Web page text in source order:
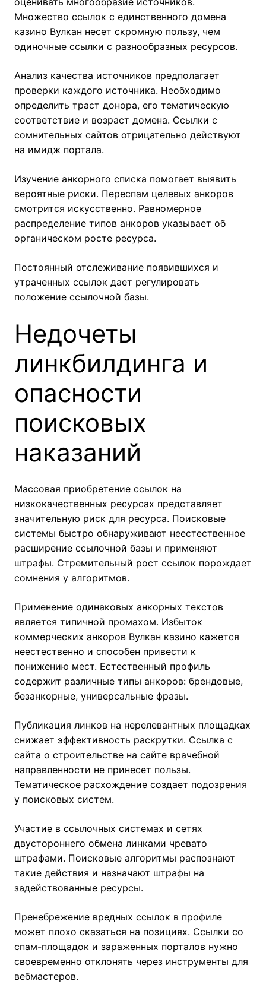
Множество ссылок с единственного домена
казино Вулкан несет скромную пользу, чем
одиночные ссылки с разнообразных ресурсов.
Анализ качества источников предполагает
проверки каждого источника. Необходимо
определить траст донора, его тематическую
соответствие и возраст домена. Ссылки с
сомнительных сайтов отрицательно действуют
на имидж портала.
Изучение анкорного списка помогает выявить
вероятные риски. Переспам целевых анкоров
смотрится искусственно. Равномерное
распределение типов анкоров указывает об
органическом росте ресурса.
Постоянный отслеживание появившихся и
утраченных ссылок дает регулировать
положение ссылочной базы.
Недочеты
линкбилдинга и
опасности
поисковых
наказаний
Массовая приобретение ссылок на
низкокачественных ресурсах представляет
значительную риск для ресурса. Поисковые
системы быстро обнаруживают неестественное
расширение ссылочной базы и применяют
штрафы. Стремительный рост ссылок порождает
сомнения у алгоритмов.
Применение одинаковых анкорных текстов
является типичной промахом. Избыток
коммерческих анкоров Вулкан казино кажется
неестественно и способен привести к
понижению мест. Естественный профиль
содержит различные типы анкоров: брендовые,
безанкорные, универсальные фразы.
Публикация линков на нерелевантных площадках
снижает эффективность раскрутки. Ссылка с
сайта о строительстве на сайте врачебной
направленности не принесет пользы.
Тематическое расхождение создает подозрения
у поисковых систем.
Участие в ссылочных системах и сетях
двустороннего обмена линками чревато
штрафами. Поисковые алгоритмы распознают
такие действия и назначают штрафы на
задействованные ресурсы.
Пренебрежение вредных ссылок в профиле
может плохо сказаться на позициях. Ссылки со
спам-площадок и зараженных порталов нужно
своевременно отклонять через инструменты для
вебмастеров.